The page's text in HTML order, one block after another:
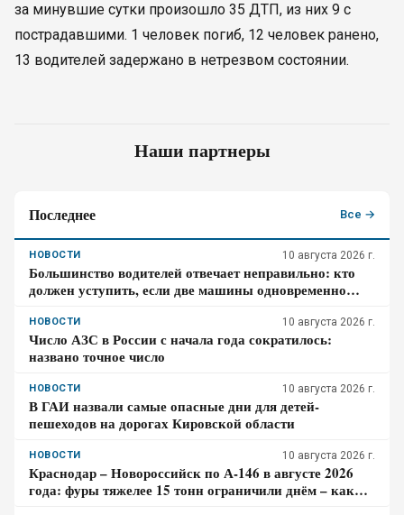
за минувшие сутки произошло 35 ДТП, из них 9 с
пострадавшими. 1 человек погиб, 12 человек ранено,
13 водителей задержано в нетрезвом состоянии.
Наши партнеры
Последнее Все →
НОВОСТИ 10 августа 2026 г.
Большинство водителей отвечает неправильно: кто
должен уступить, если две машины одновременно
НОВОСТИ 10 августа 2026 г.
Число АЗС в России с начала года сократилось:
названо точное число
НОВОСТИ 10 августа 2026 г.
В ГАИ назвали самые опасные дни для детей-
пешеходов на дорогах Кировской области
НОВОСТИ 10 августа 2026 г.
Краснодар – Новороссийск по А-146 в августе 2026
года: фуры тяжелее 15 тонн ограничили днём – как